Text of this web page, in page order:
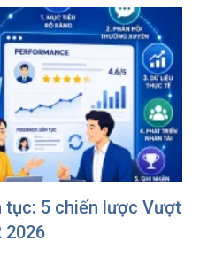
tục: 5 chiến lược Vượt
2026